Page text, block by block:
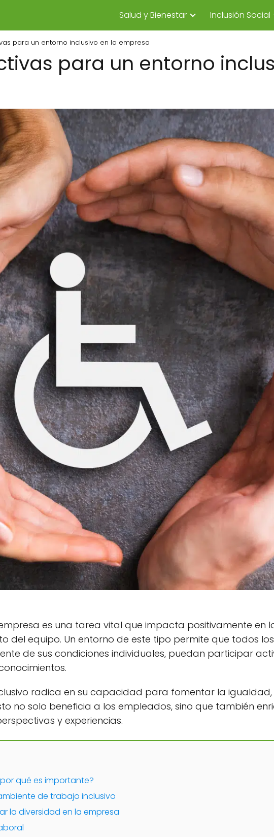
Salud y Bienestar Inclusión Social
para un entorno inclusivo en la empresa
para un entorno
es una tarea vital que impacta positivamente en
del equipo. Un entorno de este tipo permite que todos los
de sus condiciones individuales, puedan participar
radica en su capacidad para fomentar la igualdad,
no solo beneficia a los empleados, sino que también
y experiencias.
qué es importante?
de trabajo inclusivo
la diversidad en la empresa